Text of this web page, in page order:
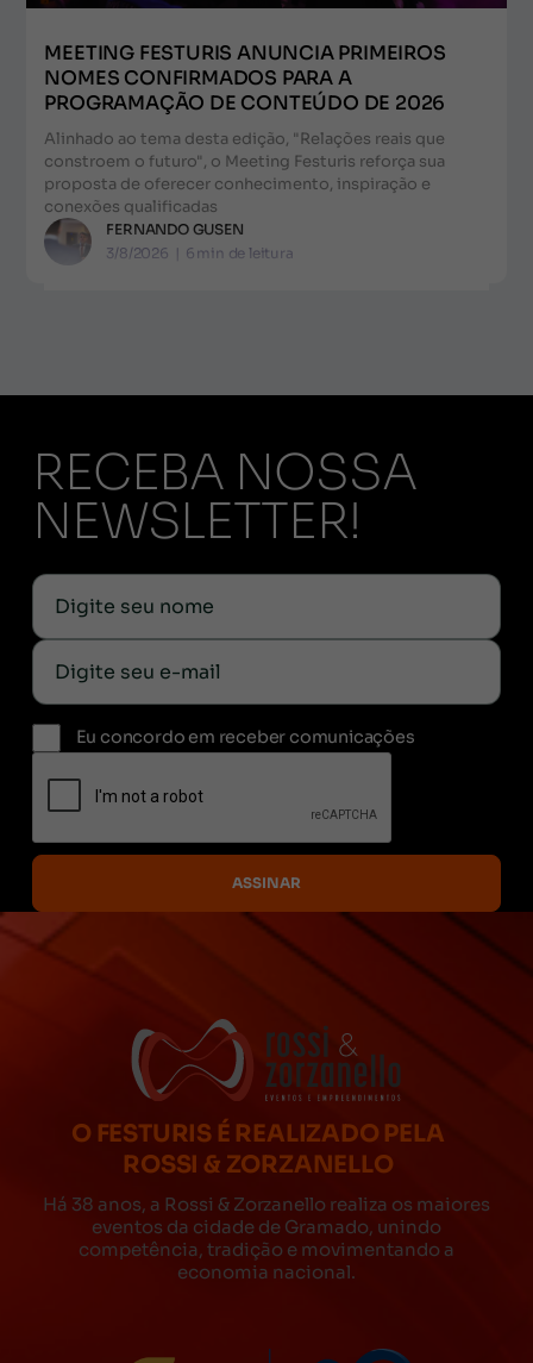
MEETING FESTURIS ANUNCIA PRIMEIROS
NOMES CONFIRMADOS PARA A
PROGRAMAÇÃO DE CONTEÚDO DE 2026
Alinhado ao tema desta edição, "Relações reais que
constroem o futuro", o Meeting Festuris reforça sua
proposta de oferecer conhecimento, inspiração e
conexões qualificadas
FERNANDO GUSEN
3/8/2026 | 6 min de leitura
RECEBA NOSSA
NEWSLETTER!
Eu concordo em receber comunicações
O FESTURIS É REALIZADO PELA
ROSSI & ZORZANELLO
Há 38 anos, a Rossi & Zorzanello realiza os maiores
eventos da cidade de Gramado, unindo
competência, tradição e movimentando a
economia nacional.